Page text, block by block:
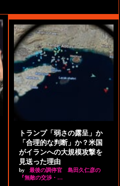
トランプ「弱さの露呈」か
「合理的な判断」か？米国
がイランへの大規模攻撃を
見送った理由
by
最後の調停官 島田久仁彦の
『無敵の交渉・…